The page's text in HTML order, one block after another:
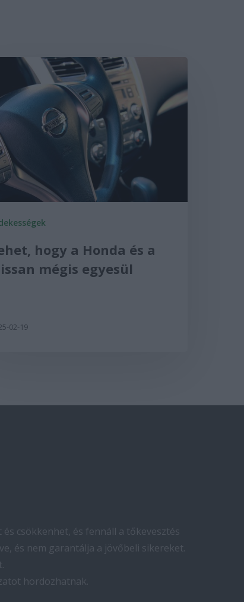
hogy a Honda és a
mégis egyesül
02-19
csökkenhet, és fennáll a tőkevesztés
és nem garantálja a jövőbeli sikereket.
hordozhatnak.